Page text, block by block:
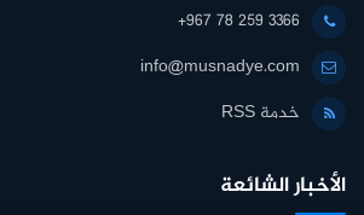
+967 78 259 3366
info@musnadye.com
خدمة RSS
الأخبار الشائعة